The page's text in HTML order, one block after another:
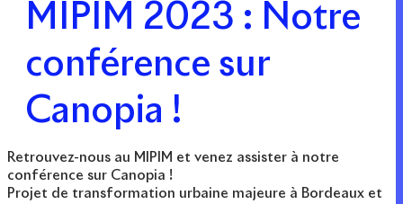
MIPIM 2023 : Notre
conférence sur
Canopia !
Retrouvez-nous au MIPIM et venez assister à notre
conférence sur Canopia !
Projet de transformation urbaine majeure à Bordeaux et